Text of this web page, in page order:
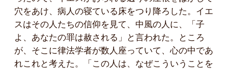
穴をあけ、病人の寝ている床をつり降ろした。イエ
スはその人たちの信仰を見て、中風の人に、「子
よ、あなたの罪は赦される」と言われた。ところ
が、そこに律法学者が数人座っていて、心の中であ
れこれと考えた。「この人は、なぜこういうことを